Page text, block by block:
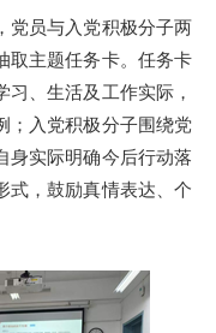
党员与入党积极分子两
取主题任务卡。任务卡
、生活及工作实际，
；入党积极分子围绕党
身实际明确今后行动落
式，鼓励真情表达、个